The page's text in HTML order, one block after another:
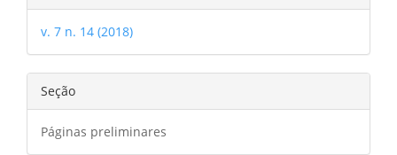
v. 7 n. 14 (2018)
Seção
Páginas preliminares